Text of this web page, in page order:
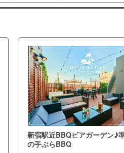
新宿駅近BBQビアガーデン♪
の手ぶらBBQ